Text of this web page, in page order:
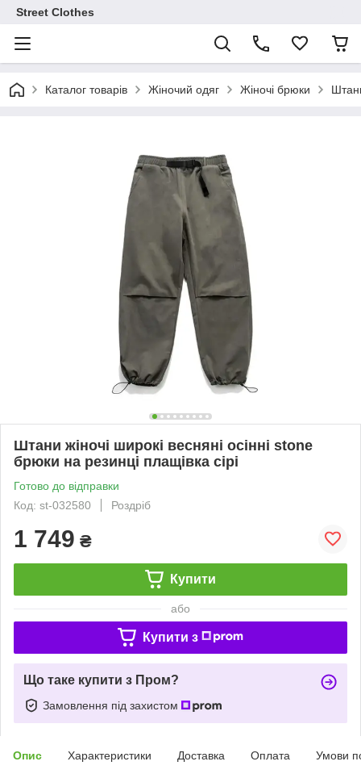
Street Clothes
Каталог товарів Жіночий одяг Жіночі брюки
Штани жіночі широкі весняні осінні stone
брюки на резинці плащівка сірі
Готово до відправки
Код: st-032580
Роздріб
1 749 ₴
Купити
або
Купити з
Що таке купити з Пром?
Замовлення під захистом
Опис Характеристики Доставка Оплата Умови